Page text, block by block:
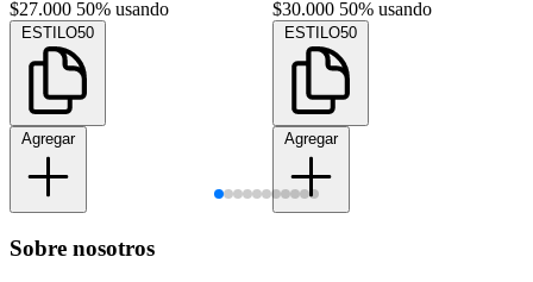
$27.000 50% usando
ESTILO50
Agregar
$30.000 50% usando
ESTILO50
Agregar
Sobre nosotros